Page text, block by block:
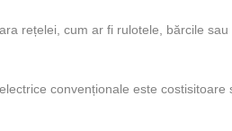
rețelei, cum ar fi rulotele, bărcile
convenționale este costisitoare